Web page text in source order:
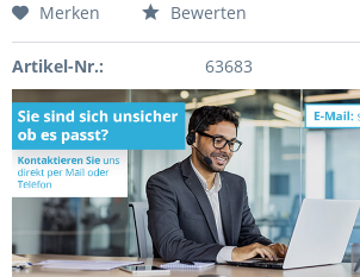
Merken Bewerten
Artikel-Nr.: 63683